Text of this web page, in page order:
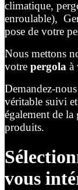
climatique,
enroulable),
pose de votre
Nous mettons
votre pergola à
Demandez-
véritable suivi
également de la
produits.
vous